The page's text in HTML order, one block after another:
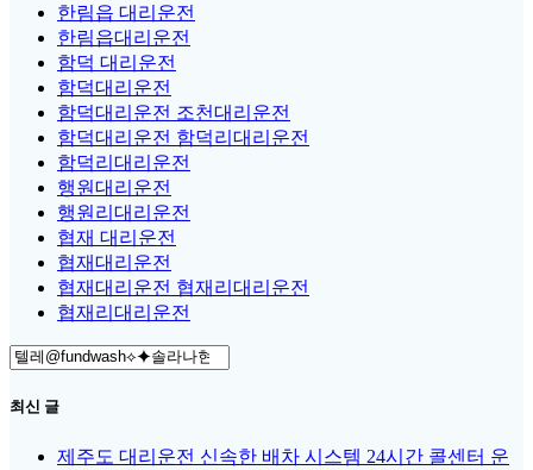
한림읍 대리운전
한림읍대리운전
함덕 대리운전
함덕대리운전
함덕대리운전 조천대리운전
함덕대리운전 함덕리대리운전
함덕리대리운전
행원대리운전
행원리대리운전
협재 대리운전
협재대리운전
협재대리운전 협재리대리운전
협재리대리운전
Search
for:
최신 글
제주도 대리운전 신속한 배차 시스템 24시간 콜센터 운